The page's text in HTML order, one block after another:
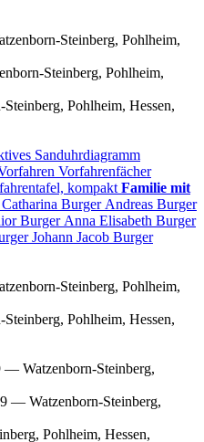
Steinberg, Pohlheim,
Steinberg, Pohlheim,
Steinberg, Pohlheim, Hessen,
Sanduhrdiagramm
Vorfahrenfächer
kompakt Familie mit
Catharina Burger Andreas Burger
Burger Anna Elisabeth Burger
Johann Jacob Burger
Steinberg, Pohlheim,
Steinberg, Pohlheim, Hessen,
— Watzenborn-Steinberg,
— Watzenborn-Steinberg,
Pohlheim, Hessen,